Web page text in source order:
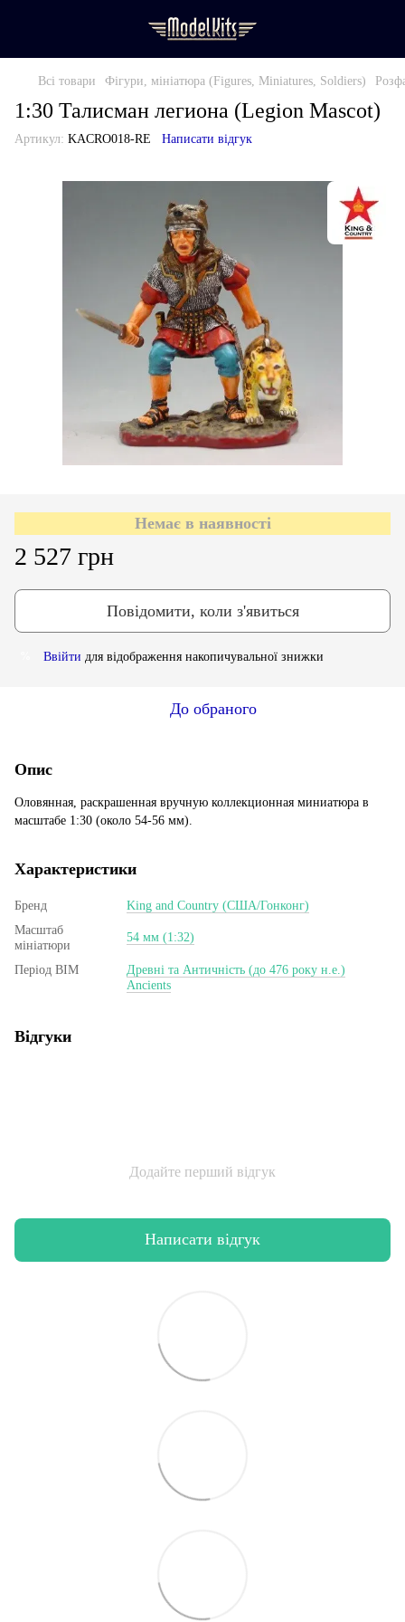
Всі товари Фігури, мініатюра (Figures, Miniatures, Soldiers)
1:30 Талисман легиона (Legion Mascot)
Артикул: KACRO018-RE Написати відгук
Немає в наявності
2 527 грн
Повідомити, коли з'явиться
Ввійти для відображення накопичувальної знижки
До обраного
Опис
Оловянная, раскрашенная вручную коллекционная миниатюра в
масштабе 1:30 (около 54-56 мм).
Характеристики
Бренд
King and Country (США/Гонконг)
Масштаб
мініатюри
54 мм (1:32)
Період ВІМ
Древні та Античність (до 476 року н.е.)
Ancients
Відгуки
Додайте перший відгук
Написати відгук